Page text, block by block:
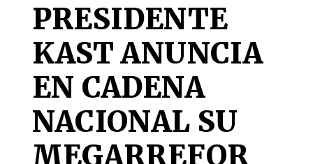
PRESIDENTE
KAST ANUNCIA
EN CADENA
NACIONAL SU
MEGARREFOR